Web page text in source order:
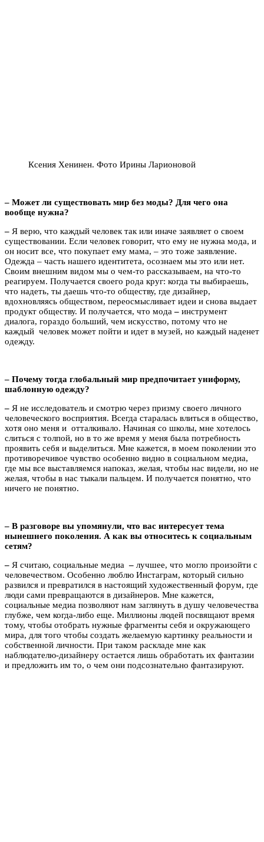
Ксения Хенинен. Фото Ирины Ларионовой
– Может ли существовать мир без моды? Для чего она
вообще нужна?
– Я верю, что каждый человек так или иначе заявляет о своем
существовании. Если человек говорит, что ему не нужна мода, и
он носит все, что покупает ему мама, – это тоже заявление.
Одежда – часть нашего идентитета, осознаем мы это или нет.
Своим внешним видом мы о чем-то рассказываем, на что-то
реагируем. Получается своего рода круг: когда ты выбираешь,
что надеть, ты даешь что-то обществу, где дизайнер,
вдохновляясь обществом, переосмысливает идеи и снова выдает
продукт обществу. И получается, что мода– инструмент
диалога, гораздо больший, чем искусство, потому что не
каждый человек может пойти и идет в музей, но каждый наденет
одежду.
– Почему тогда глобальный мир предпочитает униформу,
шаблонную одежду?
– Я не исследователь и смотрю через призму своего личного
человеческого восприятия. Всегда старалась влиться в общество,
хотя оно меня и отталкивало. Начиная со школы, мне хотелось
слиться с толпой, но в то же время у меня была потребность
проявить себя и выделиться. Мне кажется, в моем поколении это
противоречивое чувство особенно видно в социальном медиа,
где мы все выставляемся напоказ, желая, чтобы нас видели, но не
желая, чтобы в нас тыкали пальцем. И получается понятно, что
ничего не понятно.
– В разговоре вы упомянули, что вас интересует тема
нынешнего поколения. А как вы относитесь к социальным
сетям?
– Я считаю, социальные медиа– лучшее, что могло произойти с
человечеством. Особенно люблю Инстаграм, который сильно
развился и превратился в настоящий художественный форум, где
люди сами превращаются в дизайнеров. Мне кажется,
социальные медиа позволяют нам заглянуть в душу человечества
глубже, чем когда-либо еще. Миллионы людей посвящают время
тому, чтобы отобрать нужные фрагменты себя и окружающего
мира, для того чтобы создать желаемую картинку реальности и
собственной личности. При таком раскладе мне как
наблюдателю-дизайнеру остается лишь обработать их фантазии
и предложить им то, о чем они подсознательно фантазируют.